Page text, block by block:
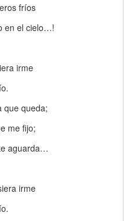
fríos
en el cielo…!
irme
que queda;
me fijo;
aguarda…
irme